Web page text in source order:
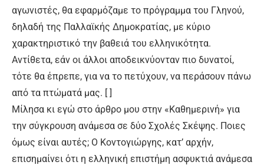
αγωνιστές, θα εφαρμόζαμε το πρόγραμμα του Γληνού,
δηλαδή της Παλλαϊκής Δημοκρατίας, με κύριο
χαρακτηριστικό την βαθειά του ελληνικότητα.
Αντίθετα, εάν οι άλλοι αποδεικνύονταν πιο δυνατοί,
τότε θα έπρεπε, για να το πετύχουν, να περάσουν πάνω
από τα πτώματά μας. [ ]
Μίλησα κι εγώ στο άρθρο μου στην «Καθημερινή» για
την σύγκρουση ανάμεσα σε δύο Σχολές Σκέψης. Ποιες
όμως είναι αυτές; Ο Κοντογιώργης, κατ’ αρχήν,
επισημαίνει ότι η ελληνική επιστήμη ασφυκτιά ανάμεσα